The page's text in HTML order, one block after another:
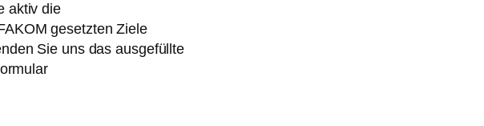
aktiv die
gesetzten Ziele
Sie uns das ausgefüllte